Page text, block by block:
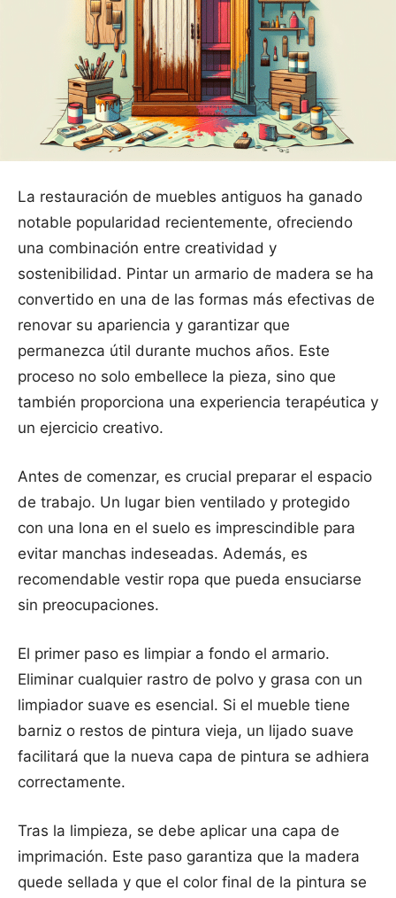
La restauración de muebles antiguos ha ganado
notable popularidad recientemente, ofreciendo
una combinación entre creatividad y
sostenibilidad. Pintar un armario de madera se ha
convertido en una de las formas más efectivas de
renovar su apariencia y garantizar que
permanezca útil durante muchos años. Este
proceso no solo embellece la pieza, sino que
también proporciona una experiencia terapéutica y
un ejercicio creativo.
Antes de comenzar, es crucial preparar el espacio
de trabajo. Un lugar bien ventilado y protegido
con una lona en el suelo es imprescindible para
evitar manchas indeseadas. Además, es
recomendable vestir ropa que pueda ensuciarse
sin preocupaciones.
El primer paso es limpiar a fondo el armario.
Eliminar cualquier rastro de polvo y grasa con un
limpiador suave es esencial. Si el mueble tiene
barniz o restos de pintura vieja, un lijado suave
facilitará que la nueva capa de pintura se adhiera
correctamente.
Tras la limpieza, se debe aplicar una capa de
imprimación. Este paso garantiza que la madera
quede sellada y que el color final de la pintura se